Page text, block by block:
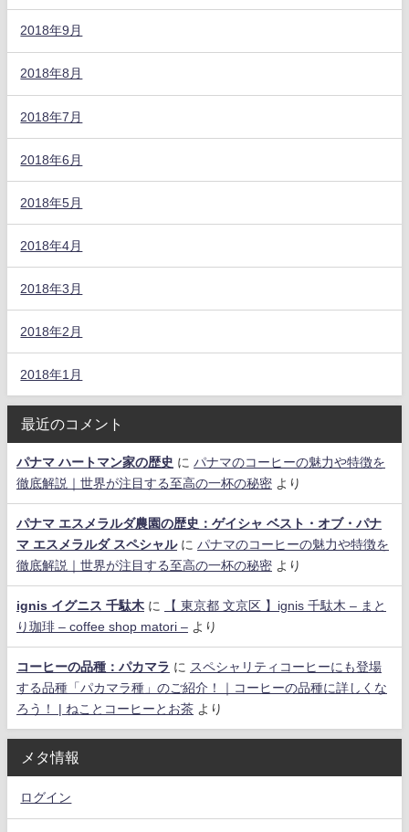
2018年9月
2018年8月
2018年7月
2018年6月
2018年5月
2018年4月
2018年3月
2018年2月
2018年1月
最近のコメント
パナマ ハートマン家の歴史 に パナマのコーヒーの魅力や特徴を
徹底解説｜世界が注目する至高の一杯の秘密 より
パナマ エスメラルダ農園の歴史：ゲイシャ ベスト・オブ・パナ
マ エスメラルダ スペシャルに パナマのコーヒーの魅力や特徴を
徹底解説｜世界が注目する至高の一杯の秘密 より
ignis イグニス 千駄木に
【 東京都 文京区 】ignis 千駄木 – まと
り珈琲 – coffee shop matori – より
コーヒーの品種：パカマラ に スペシャリティコーヒーにも登場
する品種「パカマラ種」のご紹介！｜コーヒーの品種に詳しくな
ろう！ | ねことコーヒーとお茶 より
メタ情報
ログイン